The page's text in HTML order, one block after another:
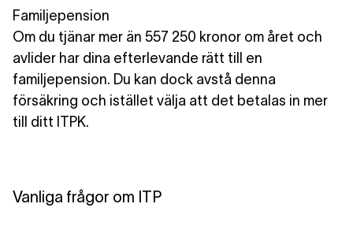
Familjepension
Om du tjänar mer än 557 250 kronor om året och
avlider har dina efterlevande rätt till en
familjepension. Du kan dock avstå denna
försäkring och istället välja att det betalas in mer
till
ditt ITPK.
Vanliga frågor om ITP